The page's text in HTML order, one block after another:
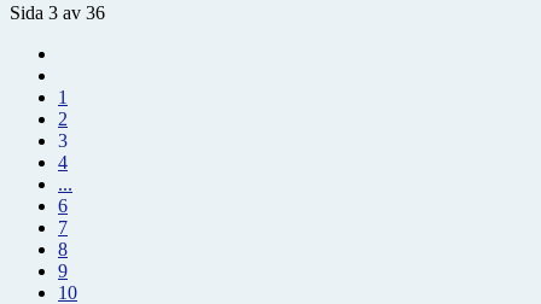
Sida 3 av 36
1
2
3
4
...
6
7
8
9
10